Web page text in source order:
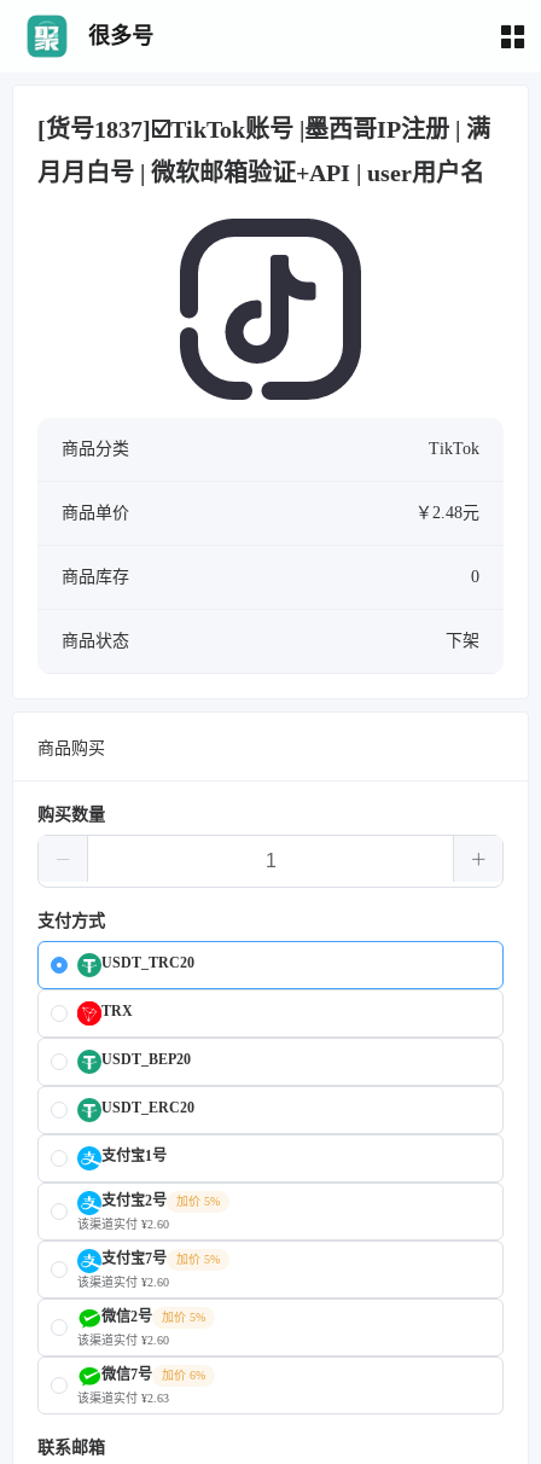
很多号
[货号1837]☑️TikTok账号 |墨西哥IP注册 | 满
月月白号 | 微软邮箱验证+API | user用户名
商品分类 TikTok
商品单价 ￥2.48元
商品库存 0
商品状态 下架
商品购买
购买数量
支付方式
USDT_TRC20
TRX
USDT_BEP20
USDT_ERC20
支付宝1号
支付宝2号
加价 5%
该渠道实付 ¥2.60
支付宝7号
加价 5%
该渠道实付 ¥2.60
微信2号
加价 5%
该渠道实付 ¥2.60
微信7号
加价 6%
该渠道实付 ¥2.63
联系邮箱